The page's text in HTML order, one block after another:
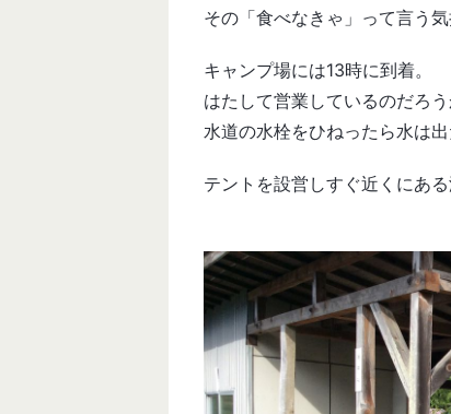
その「食べなきゃ」って言う
キャンプ場には13時に到着。
はたして営業しているのだろ
水道の水栓をひねったら水は
テントを設営しすぐ近くにある